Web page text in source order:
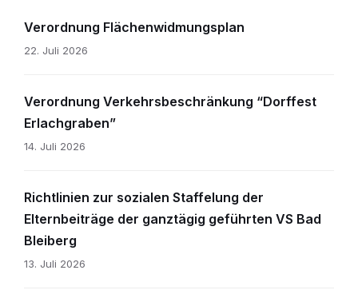
Verordnung Flächenwidmungsplan
22. Juli 2026
Verordnung Verkehrsbeschränkung “Dorffest
Erlachgraben”
14. Juli 2026
Richtlinien zur sozialen Staffelung der
Elternbeiträge der ganztägig geführten VS Bad
Bleiberg
13. Juli 2026